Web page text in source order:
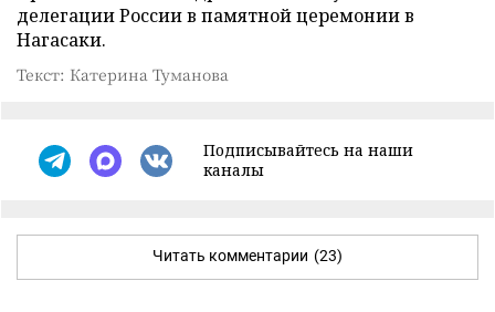
делегации России в памятной церемонии в
Нагасаки.
Текст: Катерина Туманова
Подписывайтесь на наши
каналы
Читать комментарии (23)